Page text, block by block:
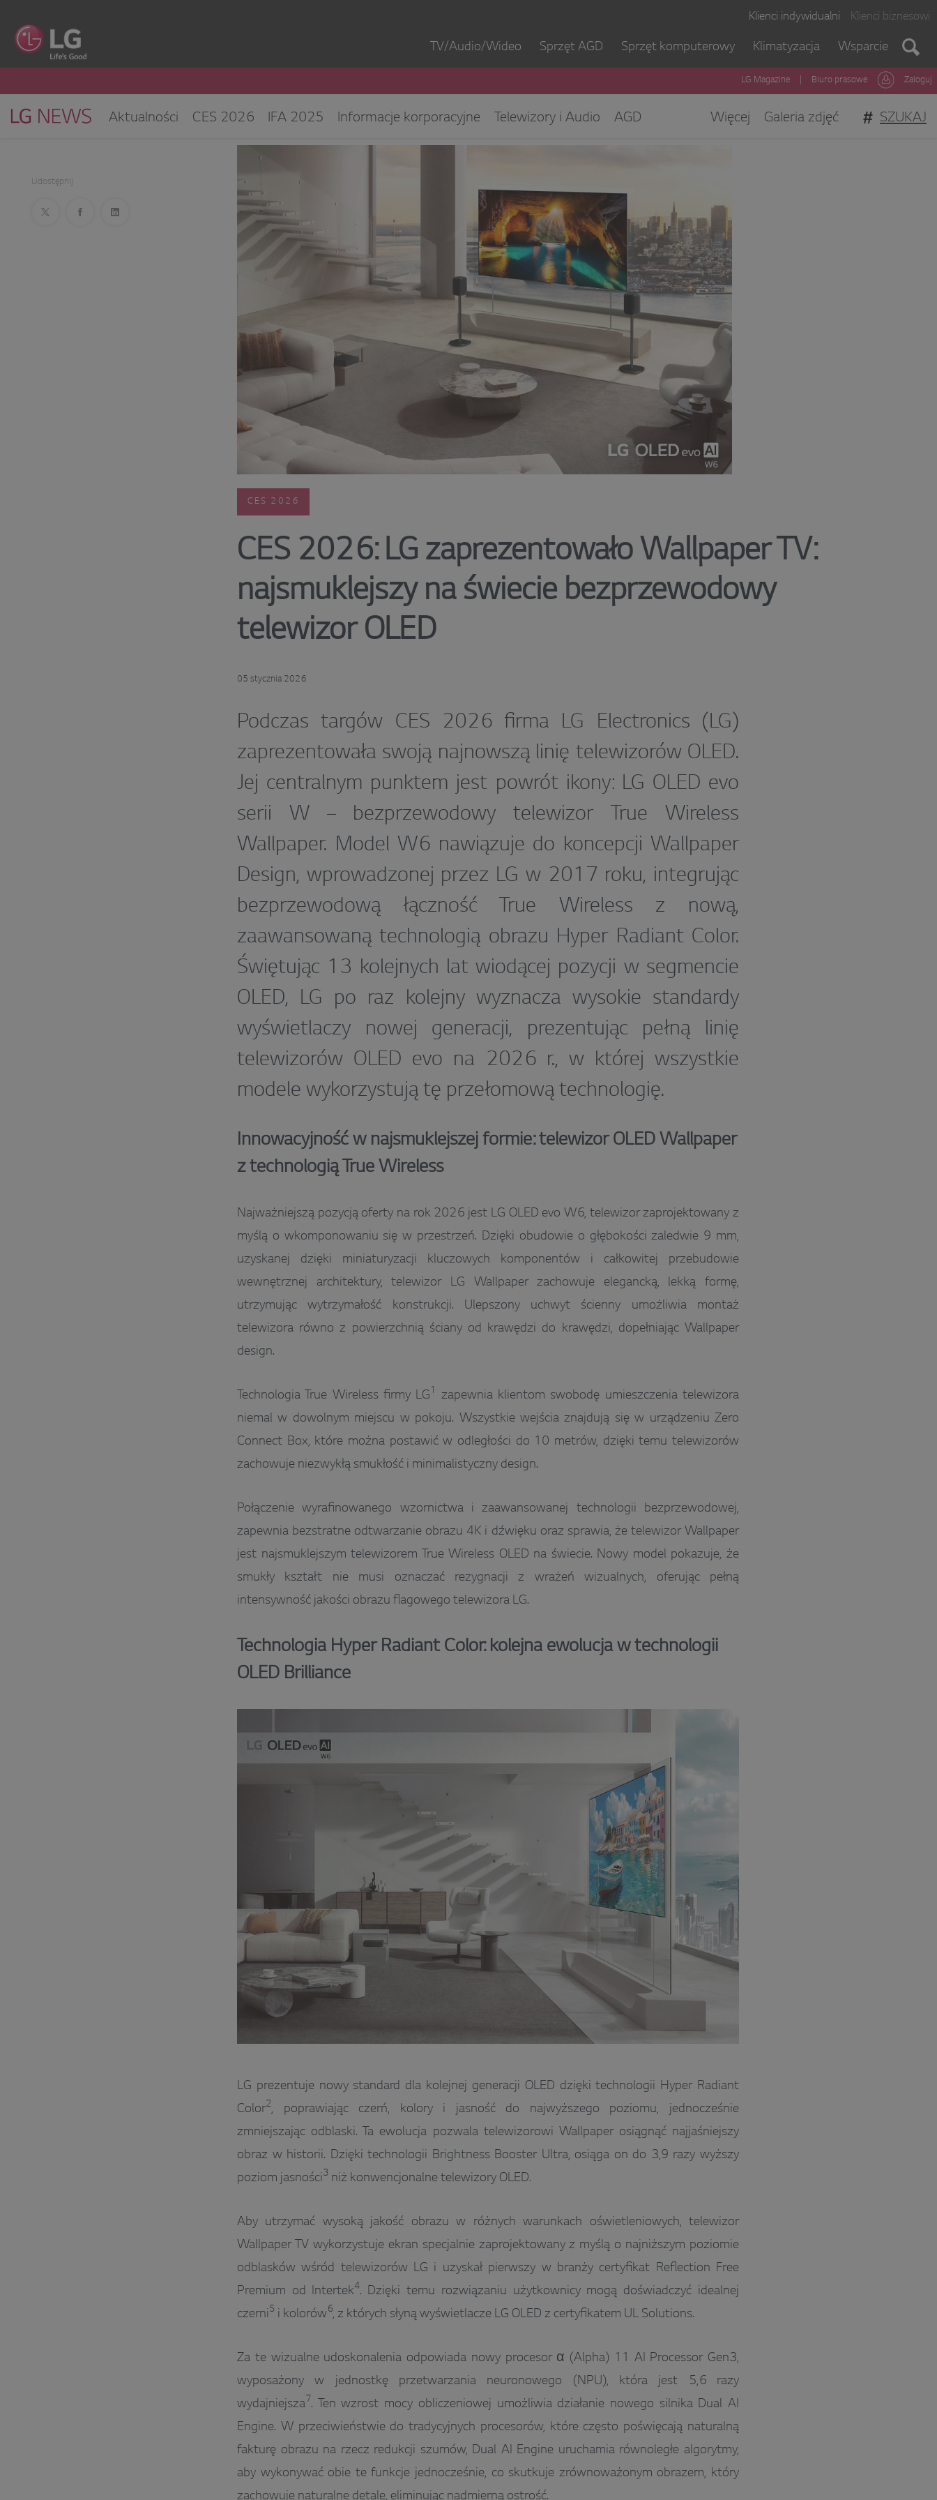
Klienci indywidualni Klienci biznesowi
TV/Audio/Wideo Sprzęt AGD Sprzęt komputerowy Klimatyzacja Wsparcie
LG Magazine Biuro prasowe Zaloguj
Aktualności CES 2026 IFA 2025 Informacje korporacyjne Telewizory i Audio
AGD
Klimatyzacja i pompy ciepła
Sprzęt IT ESG/CSR Kontakt dla mediów
Więcej Galeria zdjęć # SZUKAJ
Udostępnij
CES 2026
CES 2026: LG zaprezentowało Wallpaper TV:
najsmuklejszy na świecie bezprzewodowy
telewizor OLED
05 stycznia 2026
Podczas targów CES 2026 firma LG Electronics (LG)
zaprezentowała swoją najnowszą linię telewizorów OLED.
Jej centralnym punktem jest powrót ikony: LG OLED evo
serii W – bezprzewodowy telewizor True Wireless
Wallpaper. Model W6 nawiązuje do koncepcji Wallpaper
Design, wprowadzonej przez LG w 2017 roku, integrując
bezprzewodową łączność True Wireless z nową,
zaawansowaną technologią obrazu Hyper Radiant Color.
Świętując 13 kolejnych lat wiodącej pozycji w segmencie
OLED, LG po raz kolejny wyznacza wysokie standardy
wyświetlaczy nowej generacji, prezentując pełną linię
telewizorów OLED evo na 2026 r., w której wszystkie
modele wykorzystują tę przełomową technologię.
Innowacyjność w najsmuklejszej formie: telewizor OLED Wallpaper
z technologią True Wireless
Najważniejszą pozycją oferty na rok 2026 jest LG OLED evo W6, telewizor zaprojektowany z
myślą o wkomponowaniu się w przestrzeń. Dzięki obudowie o głębokości zaledwie 9 mm,
uzyskanej dzięki miniaturyzacji kluczowych komponentów i całkowitej przebudowie
wewnętrznej architektury, telewizor LG Wallpaper zachowuje elegancką, lekką formę,
utrzymując wytrzymałość konstrukcji. Ulepszony uchwyt ścienny umożliwia montaż
telewizora równo z powierzchnią ściany od krawędzi do krawędzi, dopełniając Wallpaper
design.
Technologia True Wireless firmy LG 1
zapewnia klientom swobodę umieszczenia telewizora
niemal w dowolnym miejscu w pokoju. Wszystkie wejścia znajdują się w urządzeniu Zero
Connect Box, które można postawić w odległości do 10 metrów, dzięki temu telewizorów
zachowuje niezwykłą smukłość i minimalistyczny design.
Połączenie wyrafinowanego wzornictwa i zaawansowanej technologii bezprzewodowej,
zapewnia bezstratne odtwarzanie obrazu 4K i dźwięku oraz sprawia, że telewizor Wallpaper
jest najsmuklejszym telewizorem True Wireless OLED na świecie. Nowy model pokazuje, że
smukły kształt nie musi oznaczać rezygnacji z wrażeń wizualnych, oferując pełną
intensywność jakości obrazu flagowego telewizora LG.
Technologia Hyper Radiant Color: kolejna ewolucja w technologii
OLED Brilliance
LG prezentuje nowy standard dla kolejnej generacji OLED dzięki technologii Hyper Radiant
Color2, poprawiając czerń, kolory i jasność do najwyższego poziomu, jednocześnie
zmniejszając odblaski. Ta ewolucja pozwala telewizorowi Wallpaper osiągnąć najjaśniejszy
obraz w historii. Dzięki technologii Brightness Booster Ultra, osiąga on do 3,9 razy wyższy
poziom jasności3 niż konwencjonalne telewizory OLED.
Aby utrzymać wysoką jakość obrazu w różnych warunkach oświetleniowych, telewizor
Wallpaper TV wykorzystuje ekran specjalnie zaprojektowany z myślą o najniższym poziomie
odblasków wśród telewizorów LG i uzyskał pierwszy w branży certyfikat Reflection Free
Premium od Intertek4. Dzięki temu rozwiązaniu użytkownicy mogą doświadczyć idealnej
czerni5 i kolorów 6, z których słyną wyświetlacze LG OLED z certyfikatem UL Solutions.
Za te wizualne udoskonalenia odpowiada nowy procesor α (Alpha) 11 AI Processor Gen3,
wyposażony w jednostkę przetwarzania neuronowego (NPU), która jest 5,6 razy
wydajniejsza 7. Ten wzrost mocy obliczeniowej umożliwia działanie nowego silnika Dual AI
Engine. W przeciwieństwie do tradycyjnych procesorów, które często poświęcają naturalną
fakturę obrazu na rzecz redukcji szumów, Dual AI Engine uruchamia równoległe algorytmy,
aby wykonywać obie te funkcje jednocześnie, co skutkuje zrównoważonym obrazem, który
zachowuje naturalne detale, eliminując nadmierną ostrość.